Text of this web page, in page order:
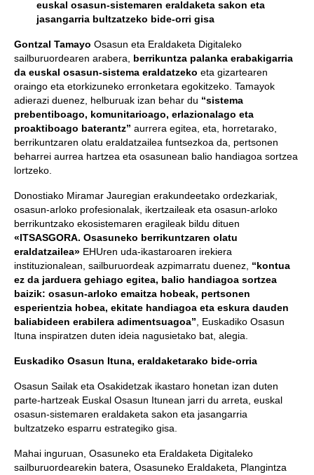
euskal osasun-sistemaren eraldaketa sakon eta
jasangarria bultzatzeko bide-orri gisa
Gontzal Tamayo Osasun eta Eraldaketa Digitaleko
sailburuordearen arabera, berrikuntza palanka erabakigarria
da euskal osasun-sistema eraldatzeko eta gizartearen
oraingo eta etorkizuneko erronketara egokitzeko. Tamayok
adierazi duenez, helburuak izan behar du “sistema
prebentiboago, komunitarioago, erlazionalago eta
proaktiboago baterantz” aurrera egitea, eta, horretarako,
berrikuntzaren olatu eraldatzailea funtsezkoa da, pertsonen
beharrei aurrea hartzea eta osasunean balio handiagoa sortzea
lortzeko.
Donostiako Miramar Jauregian erakundeetako ordezkariak,
osasun-arloko profesionalak, ikertzaileak eta osasun-arloko
berrikuntzako ekosistemaren eragileak bildu dituen
«ITSASGORA. Osasuneko berrikuntzaren olatu
eraldatzailea» EHUren uda-ikastaroaren irekiera
instituzionalean, sailburuordeak azpimarratu duenez, “kontua
ez da jarduera gehiago egitea, balio handiagoa sortzea
baizik: osasun-arloko emaitza hobeak, pertsonen
esperientzia hobea, ekitate handiagoa eta eskura dauden
baliabideen erabilera adimentsuagoa” , Euskadiko Osasun
Ituna inspiratzen duten ideia nagusietako bat, alegia.
Euskadiko Osasun Ituna, eraldaketarako bide-orria
Osasun Sailak eta Osakidetzak ikastaro honetan izan duten
parte-hartzeak Euskal Osasun Itunean jarri du arreta, euskal
osasun-sistemaren eraldaketa sakon eta jasangarria
bultzatzeko esparru estrategiko gisa.
Mahai inguruan, Osasuneko eta Eraldaketa Digitaleko
sailburuordearekin batera, Osasuneko Eraldaketa, Plangintza